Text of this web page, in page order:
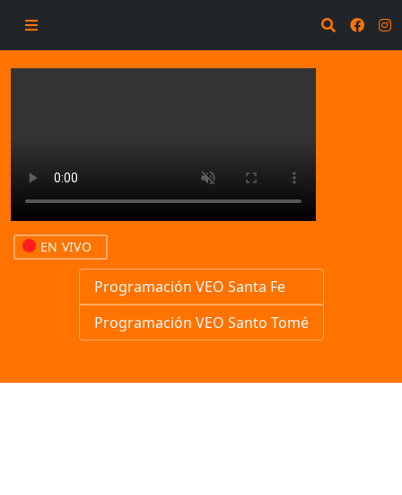
EN VIVO
Programación VEO Santa Fe
Programación VEO Santo Tomé